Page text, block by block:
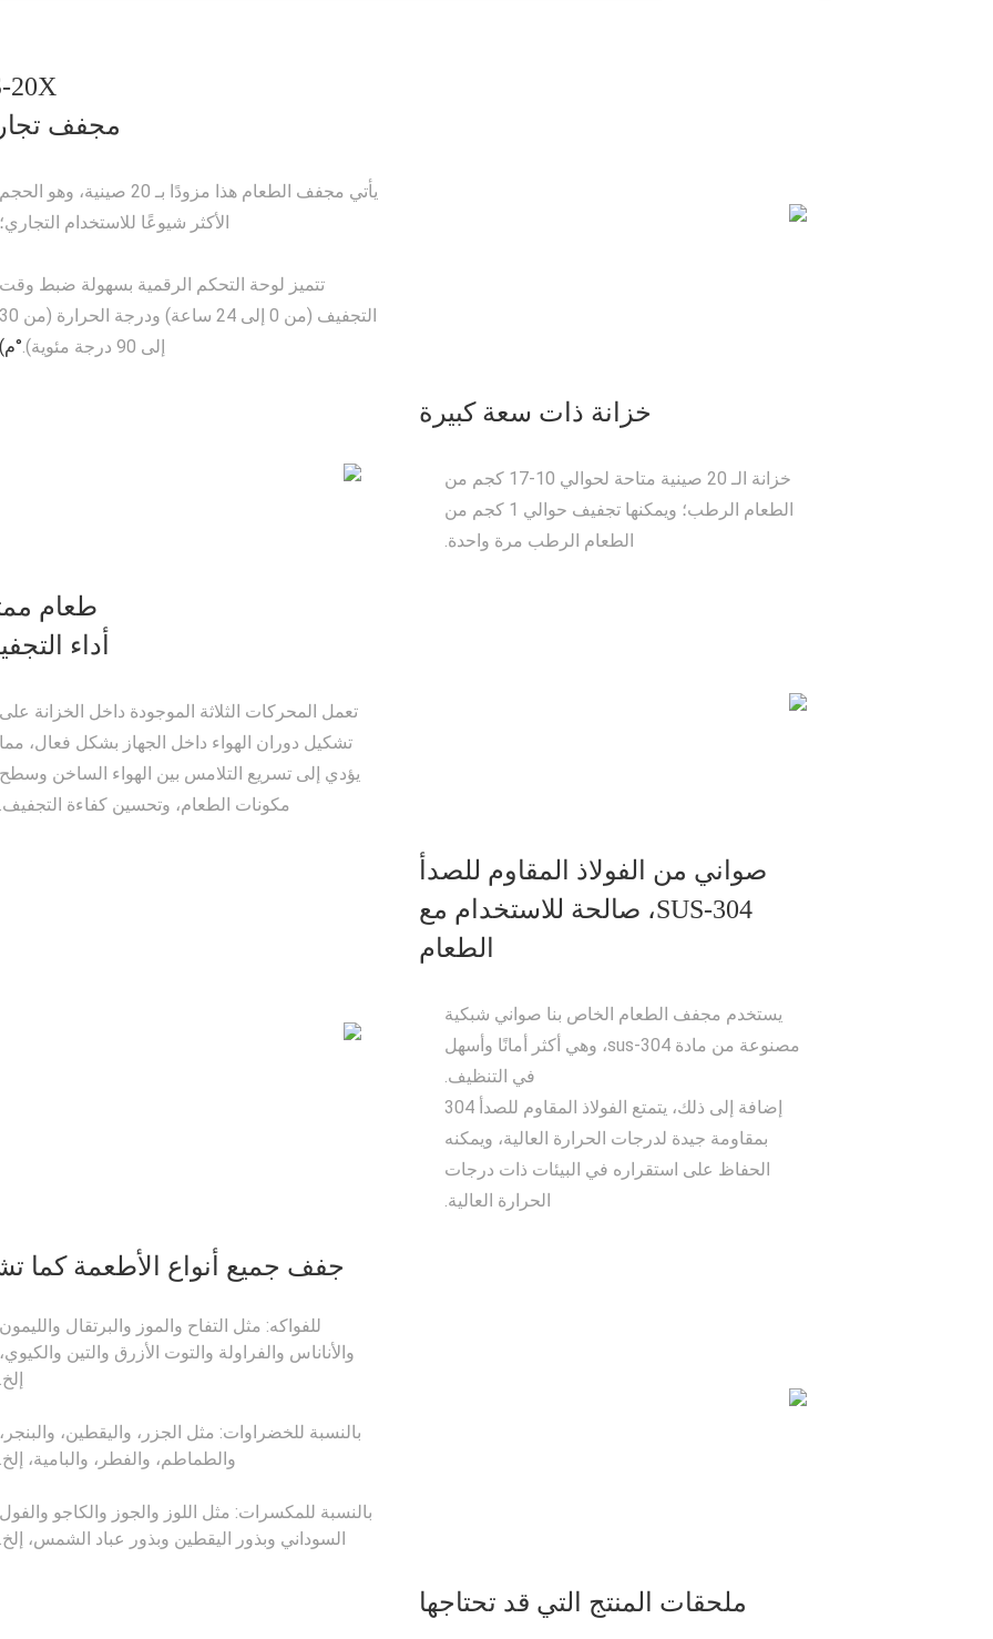
20X
مجفف
يأتي مجفف الطعام هذا مزودًا بـ 20 صينية، وهو الحجم
الأكثر شيوعًا للاستخدام التجاري؛
تتميز لوحة التحكم الرقمية بسهولة ضبط وقت
التجفيف (من 0 إلى 24 ساعة) ودرجة الحرارة (من 30
إلى 90 درجة مئوية).
°م)
خزانة ذات سعة كبيرة
خزانة الـ 20 صينية متاحة لحوالي 10-17 كجم من
الطعام الرطب؛ ويمكنها تجفيف حوالي 1 كجم من
الطعام الرطب مرة واحدة.
طعام
أداء
تعمل المحركات الثلاثة الموجودة داخل الخزانة على
تشكيل دوران الهواء داخل الجهاز بشكل فعال، مما
يؤدي إلى تسريع التلامس بين الهواء الساخن وسطح
مكونات الطعام، وتحسين كفاءة التجفيف.
صواني من الفولاذ المقاوم للصدأ
SUS-304، صالحة للاستخدام مع
الطعام
يستخدم مجفف الطعام الخاص بنا صواني شبكية
مصنوعة من مادة sus-304، وهي أكثر أمانًا وأسهل
في التنظيف.
إضافة إلى ذلك، يتمتع الفولاذ المقاوم للصدأ 304
بمقاومة جيدة لدرجات الحرارة العالية، ويمكنه
الحفاظ على استقراره في البيئات ذات درجات
الحرارة العالية.
جفف جميع أنواع الأطعمة كما
للفواكه: مثل التفاح والموز والبرتقال والليمون
والأناناس والفراولة والتوت الأزرق والتين والكيوي،
إلخ.
بالنسبة للخضراوات: مثل الجزر، واليقطين، والبنجر،
والطماطم، والفطر، والبامية، إلخ.
بالنسبة للمكسرات: مثل اللوز والجوز والكاجو والفول
السوداني وبذور اليقطين وبذور عباد الشمس، إلخ.
ملحقات المنتج التي قد تحتاجها